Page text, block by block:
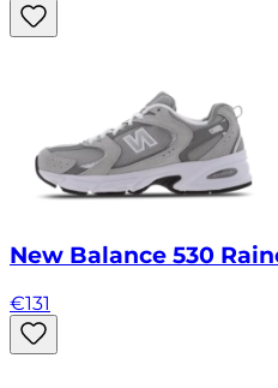
New Balance 530
€131